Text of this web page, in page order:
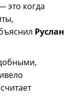
это когда
Руслан